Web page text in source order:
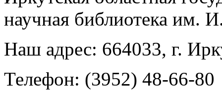
научная библиотека им.
Наш адрес: 664033, г.
Телефон: (3952) 48-66-80